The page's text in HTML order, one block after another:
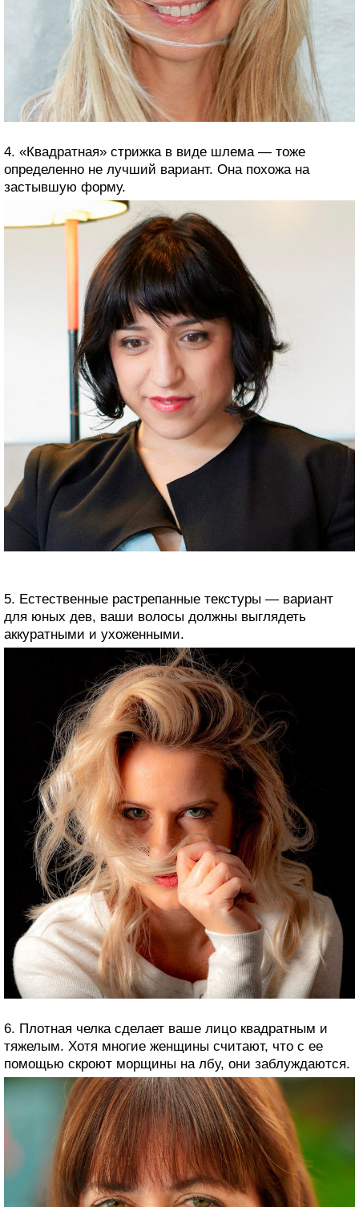
4. «Квадратная» стрижка в виде шлема — тоже
определенно не лучший вариант. Она похожа на
застывшую форму.
5. Естественные растрепанные текстуры — вариант
для юных дев, ваши волосы должны выглядеть
аккуратными и ухоженными.
6. Плотная челка сделает ваше лицо квадратным и
тяжелым. Хотя многие женщины считают, что с ее
помощью скроют морщины на лбу, они заблуждаются.